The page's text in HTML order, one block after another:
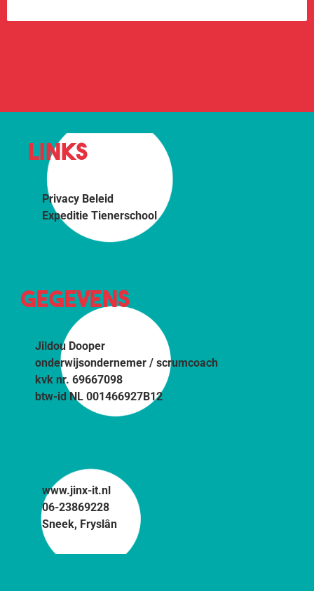
LINKS
Privacy Beleid
Expeditie Tienerschool
GEGEVENS
Jildou Dooper
onderwijsondernemer / scrumcoach
kvk nr. 69667098
btw-id NL 001466927B12
www.jinx-it.nl
06-23869228
Sneek, Fryslân